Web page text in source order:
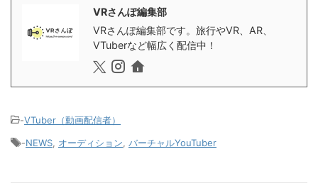
VRさんぽ編集部
VRさんぽ編集部です。旅行やVR、AR、
VTuberなど幅広く配信中！
-VTuber（動画配信者）
-NEWS オーディション バーチャルYouTuber